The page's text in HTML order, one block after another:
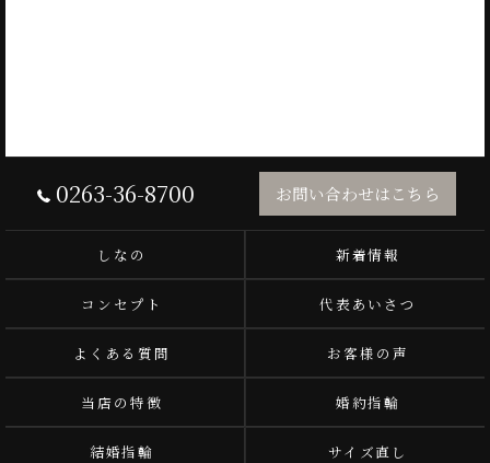
0263-36-8700 お問い合わせはこちら
しなの 新着情報
コンセプト 代表あいさつ
よくある質問 お客様の声
当店の特徴 婚約指輪
結婚指輪 サイズ直し